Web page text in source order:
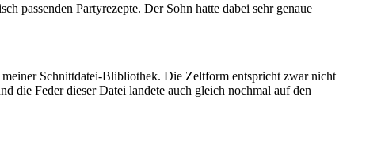
passenden Partyrezepte. Der Sohn hatte dabei sehr genaue
Schnittdatei-Blibliothek. Die Zeltform entspricht zwar nicht
die Feder dieser Datei landete auch gleich nochmal auf den